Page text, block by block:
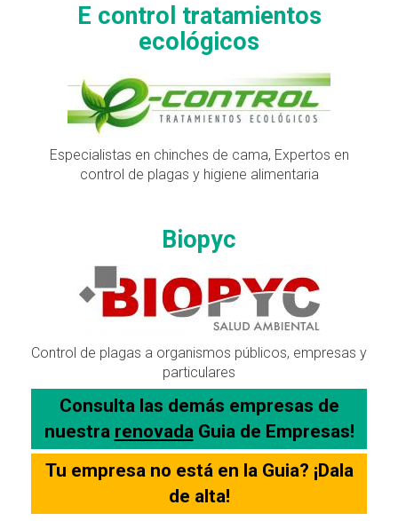
E control tratamientos
ecológicos
Especialistas en chinches de cama, Expertos en
control de plagas y higiene alimentaria
Biopyc
Control de plagas a organismos públicos, empresas y
particulares
Consulta las demás empresas de
nuestra renovadaGuia de Empresas!
Tu empresa no está en la Guia? ¡Dala
de alta!